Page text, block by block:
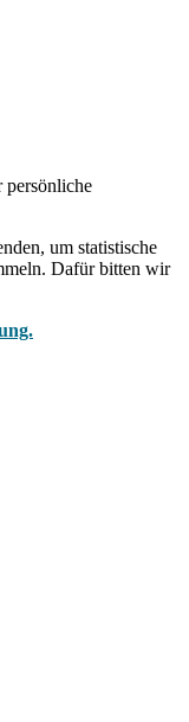
persönliche
um statistische
Dafür bitten wir